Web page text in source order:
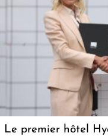
Le premier hôtel